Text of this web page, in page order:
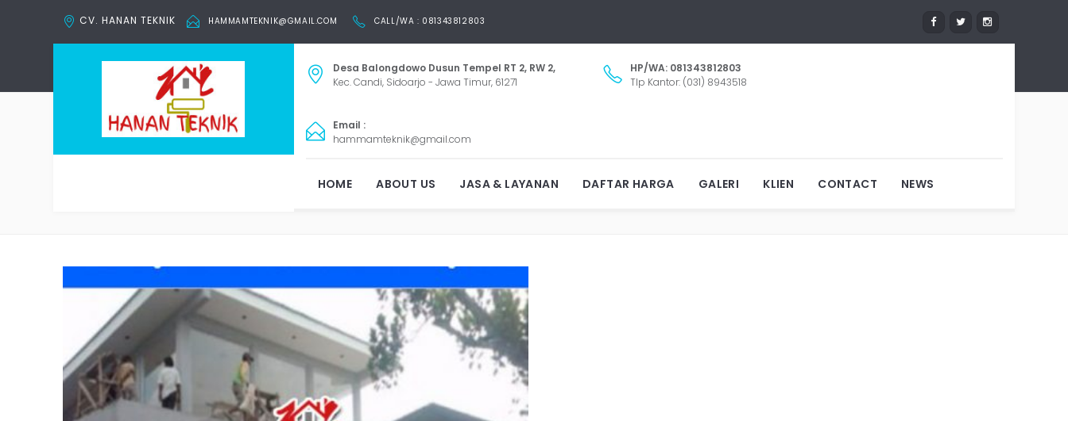
CV. HANAN TEKNIK HAMMAMTEKNIK@GMAIL.COM CALL/WA : 081343812803
Desa Balongdowo Dusun Tempel RT 2, RW 2,
Kec. Candi, Sidoarjo - Jawa Timur, 61271
HP/WA: 081343812803
Tlp Kantor: (031) 8943518
Email :
hammamteknik@gmail.com
HOME ABOUT US JASA & LAYANAN DAFTAR HARGA GALERI KLIEN CONTACT NEWS
RENOVASI RUMAH SUMUR WELUT